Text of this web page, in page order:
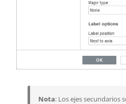
Nota: Los ejes secundarios